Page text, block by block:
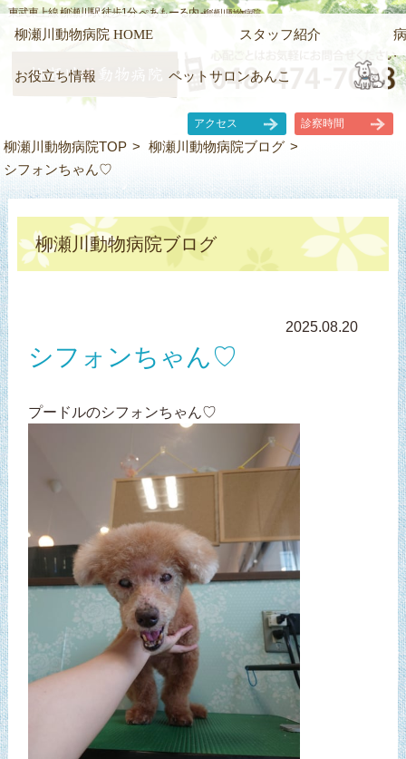
東武東上線 柳瀬川駅 徒歩1分 ぺあもーる内 -柳瀬川動物病院
アクセス 診察時間
柳瀬川動物病院 HOME スタッフ紹介
お役立ち情報 ペットサロンあんこ
柳瀬川動物病院TOP
柳瀬川動物病院ブログ
シフォンちゃん♡
柳瀬川動物病院ブログ
2025.08.20
シフォンちゃん♡
プードルのシフォンちゃん♡